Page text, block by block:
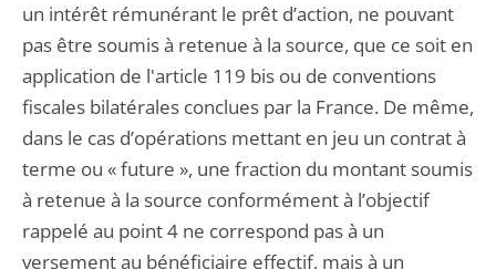
un intérêt rémunérant le prêt d’action, ne pouvant
pas être soumis à retenue à la source, que ce soit en
application de l'article 119 bis ou de conventions
fiscales bilatérales conclues par la France. De même,
dans le cas d’opérations mettant en jeu un contrat à
terme ou « future », une fraction du montant soumis
à retenue à la source conformément à l’objectif
rappelé au point 4 ne correspond pas à un
versement au bénéficiaire effectif, mais à un